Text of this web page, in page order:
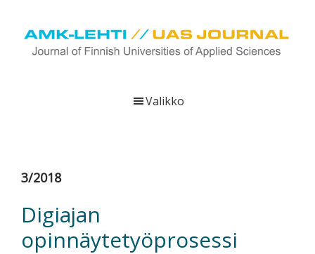
Hyppää
pääsisältöön
Hyppää
ensisijaiseen
Hyppää
alatunnisteeseen
viestittää
tutkimus-,
kehittämis-
Valikko
3/2018
Digiajan
opinnäytetyöprosessi